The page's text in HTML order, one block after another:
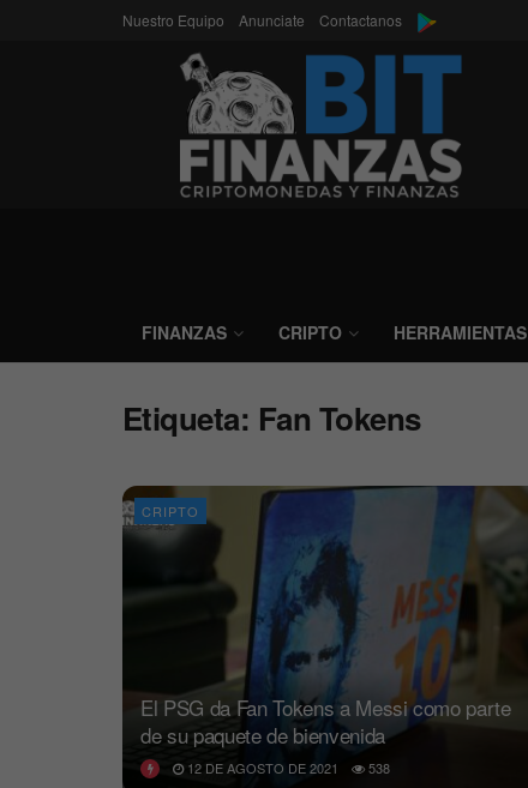
Nuestro Equipo Anunciate Contactanos
FINANZAS CRIPTO HERRAMIENTAS
Etiqueta: Fan Tokens
CRIPTO
El PSG da Fan Tokens a Messi como parte
de su paquete de bienvenida
12 DE AGOSTO DE 2021 538